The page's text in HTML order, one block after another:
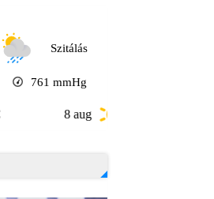
Szitálás
761 mmHg
+30°C